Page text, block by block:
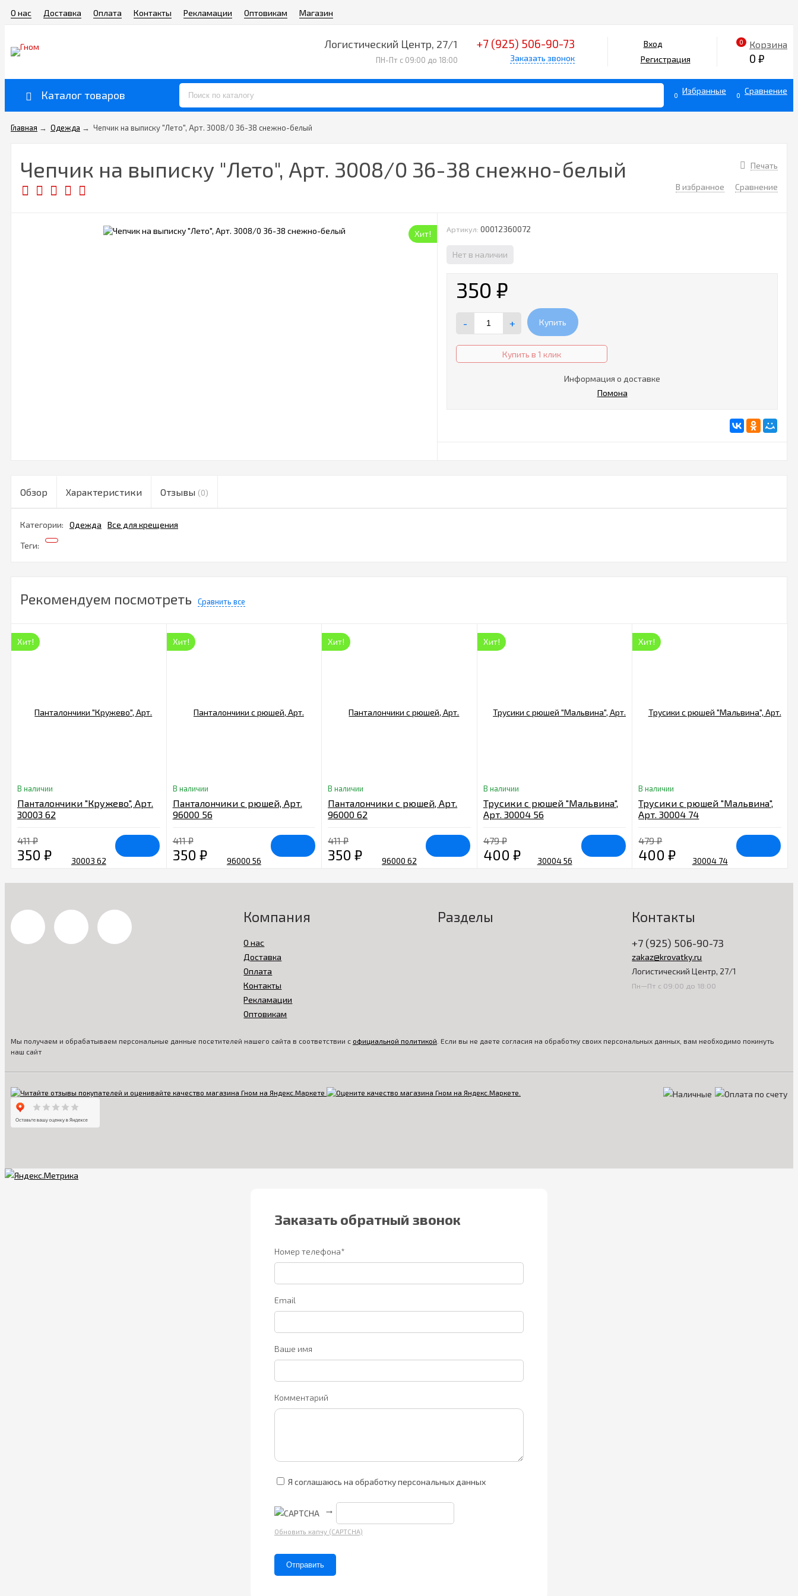
О нас Доставка Оплата Контакты Рекламации Оптовикам Магазин
Логистический Центр, 27/1
ПН-Пт с 09:00 до 18:00
+7 (925) 506-90-73
Заказать звонок
Вход
Регистрация
0 Корзина
0 ₽
Каталог товаров 0 Избранные 0 Сравнение
Главная → Одежда → Чепчик на выписку "Лето", Арт. 3008/0 36-38 снежно-белый
Печать
Чепчик на выписку "Лето", Арт. 3008/0 36-38 снежно-белый
В избранное Сравнение
Хит! Артикул: 00012360072
Нет в наличии
350₽
- + Купить
Купить в 1 клик
Информация о доставке
Помона
Обзор Характеристики Отзывы (0)
Категории: Одежда Все для крещения
Теги:
Рекомендуем посмотреть Сравнить все
Хит!
В наличии
Панталончики "Кружево", Арт.
30003 62
411₽
350 ₽
Хит!
В наличии
Панталончики с рюшей, Арт.
96000 56
411₽
350 ₽
Хит!
В наличии
Панталончики с рюшей, Арт.
96000 62
411₽
350₽
Хит!
В наличии
Трусики с рюшей "Мальвина",
Арт. 30004 56
479₽
400 ₽
Хит!
В наличии
Трусики с рюшей "Мальвина",
Арт. 30004 74
479₽
400₽
Компания
О нас
Доставка
Оплата
Контакты
Рекламации
Оптовикам
Разделы Контакты
+7 (925) 506-90-73
zakaz@krovatky.ru
Логистический Центр, 27/1
Пн—Пт с 09:00 до 18:00
Мы получаем и обрабатываем персональные данные посетителей нашего сайта в соответствии с официальной политикой . Если вы не даете согласия на обработку своих персональных данных, вам необходимо покинуть
наш сайт
Заказать обратный звонок
Номер телефона*
Email
Ваше имя
Комментарий
Я соглашаюсь на обработку персональных данных
→
Обновить капчу (CAPTCHA)